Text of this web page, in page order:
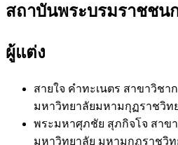
สถาบันพระบรมราชชน
ผู้แต่ง
สายใจ คำทะเนตร สาขาวิชา
มหาวิทยาลัยมหามกุฏราชวิท
พระมหาศุภชัย สุภกิจโจ สาข
มหาวิทยาลัย มหามกุฏราชวิท